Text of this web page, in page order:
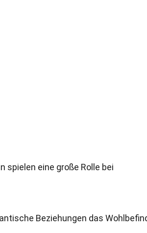
spielen eine große Rolle bei
Beziehungen das